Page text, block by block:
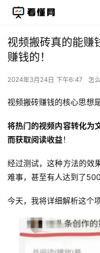
视频搬砖真的能赚
赚钱的！
2024年3月24日 下午6:47 怎
视频搬砖赚钱的核心思想是
将热门的视频内容转化为
而获取阅读收益！
经过测试，这种方法的效
难事，甚至有人达到了
今天，我将详细解析这个项